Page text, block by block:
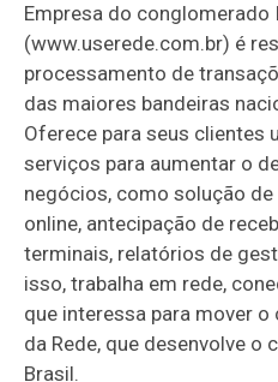
Empresa do conglomerado
(www.userede.com.br) é
processamento de
das maiores bandeiras
Oferece para seus clientes
serviços para aumentar o
negócios, como solução
online, antecipação de
terminais, relatórios de
isso, trabalha em rede,
que interessa para mover
da Rede, que desenvolve o
Brasil.